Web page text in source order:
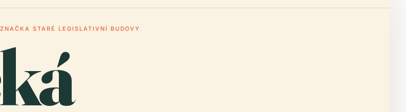
STARÉ LEGISLATIVNÍ BUDOVY